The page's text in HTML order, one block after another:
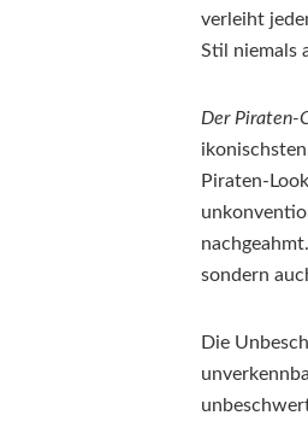
verleiht
Stil niemals
Der Piraten-
Piraten-
sondern
Die